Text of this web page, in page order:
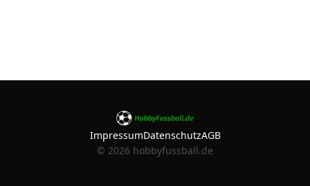
ImpressumDatenschutzAGB
© 2026 hobbyfussball.de